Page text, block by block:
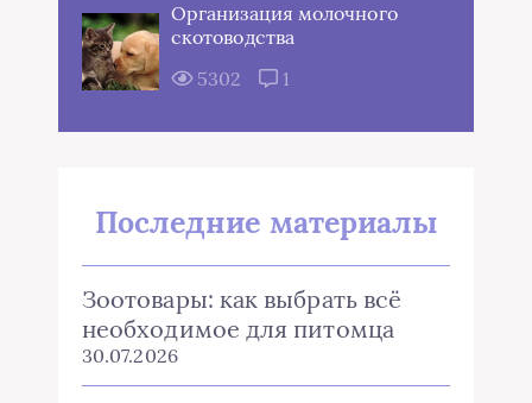
Организация молочного
скотоводства
5302
1
Последние материалы
Зоотовары: как выбрать всё
необходимое для питомца
30.07.2026